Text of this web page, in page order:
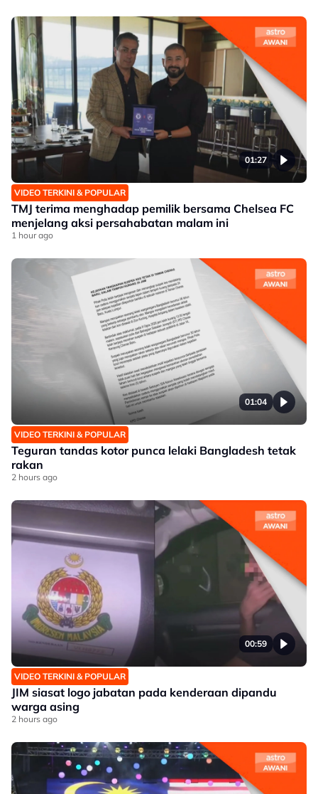
01:27
VIDEO TERKINI & POPULAR
TMJ terima menghadap pemilik bersama Chelsea FC
menjelang aksi persahabatan malam ini
1 hour ago
01:04
VIDEO TERKINI & POPULAR
Teguran tandas kotor punca lelaki Bangladesh tetak
rakan
2 hours ago
00:59
VIDEO TERKINI & POPULAR
JIM siasat logo jabatan pada kenderaan dipandu
warga asing
2 hours ago